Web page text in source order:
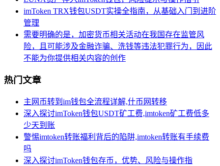
imToken TRX钱包USDT实操全指南，从基础入门到进阶
管理
需要明确的是，加密货币相关活动在我国存在监管风
险，且可能涉及金融诈骗、洗钱等违法犯罪行为，因此
不能为你提供相关内容的创作
热门文章
主网币转到im钱包全流程详解,什币网转移
深入探讨imToken钱包USDT矿工费,imtoken矿工费低多
少天到账
警惕imtoken转账福利背后的陷阱,imtoken转账有手续费
吗
深入探讨imToken钱包存币，优势、风险与操作指